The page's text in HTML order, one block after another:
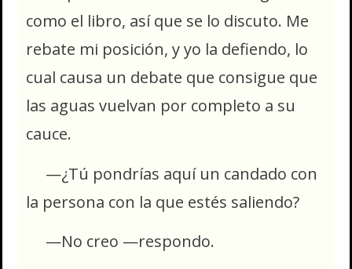
como el libro, así que se lo discuto. Me
rebate mi posición, y yo la defiendo, lo
cual causa un debate que consigue que
las aguas vuelvan por completo a su
cauce.
—¿Tú pondrías aquí un candado con
la persona con la que estés saliendo?
—No creo —respondo.